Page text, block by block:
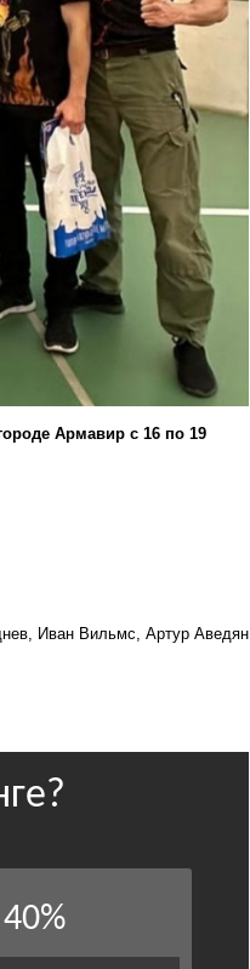
Армавир с 16 по 19
Иван Вильмс, Артур Аведян